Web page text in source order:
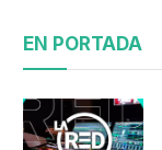
EN PORTADA